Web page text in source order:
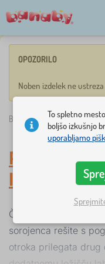
OPOZORILO
Noben izdelek ne
Banaby.si »Otroške postelje
Pogradi z
ležiščem
Če imate v
sorojenca rešite s
otroka prilegata drug
To spletno
boljšo izkušnjo
uporabljamo